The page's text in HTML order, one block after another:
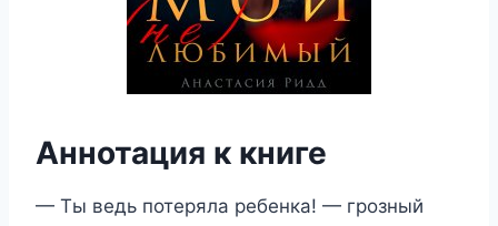
Аннотация к книге
— Ты ведь потеряла ребенка! — грозный